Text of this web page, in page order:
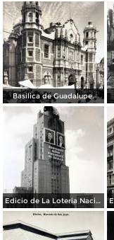
Basilica de Guadalupe.
Edicio de La Loteria Nacional Ciudad de México Abril de 1964